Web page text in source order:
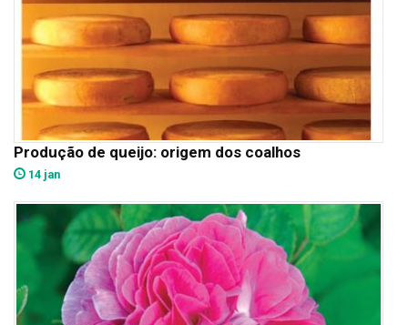
Produção de queijo: origem dos coalhos
14 jan